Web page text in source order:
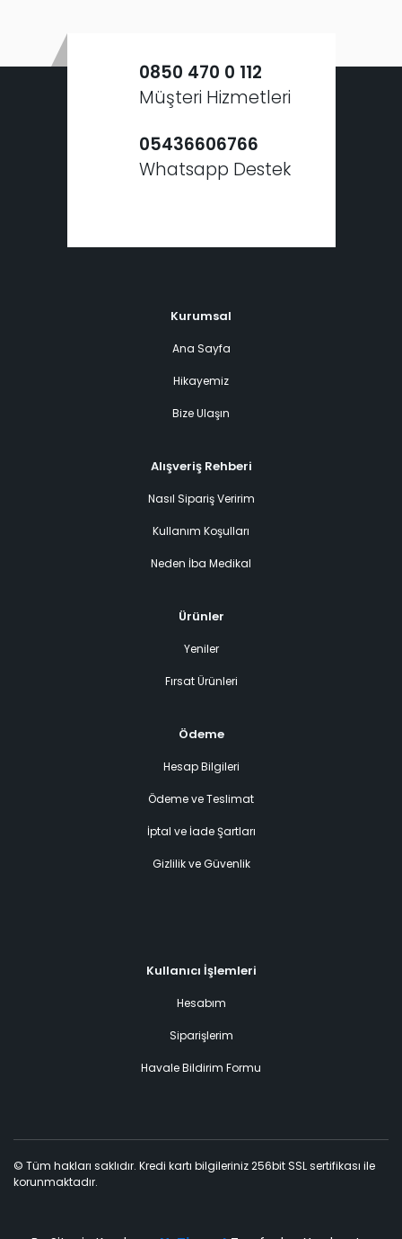
0850 470 0 112
Müşteri Hizmetleri
05436606766
Whatsapp Destek
Kurumsal
Ana Sayfa
Hikayemiz
Bize Ulaşın
Alışveriş Rehberi
Nasıl Sipariş Veririm
Kullanım Koşulları
Neden İba Medikal
Ürünler
Yeniler
Fırsat Ürünleri
Ödeme
Hesap Bilgileri
Ödeme ve Teslimat
İptal ve İade Şartları
Gizlilik ve Güvenlik
Kullanıcı İşlemleri
Hesabım
Siparişlerim
Havale Bildirim Formu
© Tüm hakları saklıdır. Kredi kartı bilgileriniz 256bit SSL sertifikası ile
korunmaktadır.